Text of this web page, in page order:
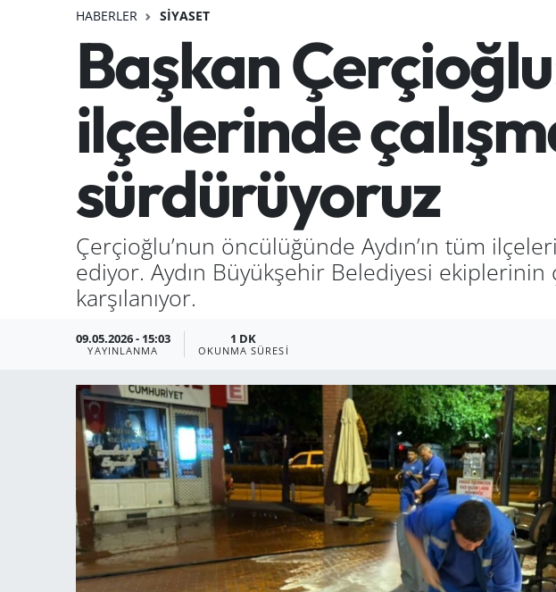
HABERLER SIYASET
Başkan
ilçelerinde
sürdürüyoruz
Çerçioğlu’nun öncülüğünde Aydın’ın tüm
ediyor. Aydın Büyükşehir Belediyesi ekiplerinin
karşılanıyor.
09.05.2026 - 15:03
YAYINLANMA
1 DK
OKUNMA SÜRESI